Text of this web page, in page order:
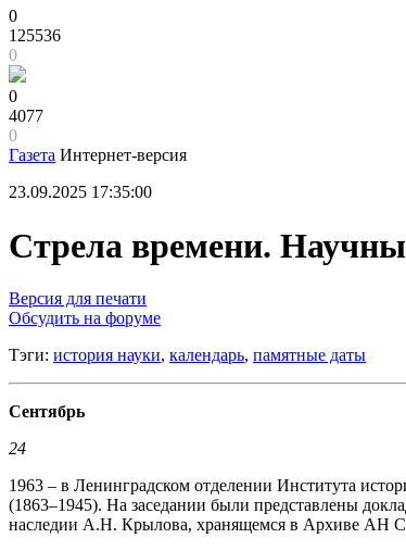
0
125536
0
0
4077
0
Газета Интернет-версия
23.09.2025 17:35:00
Стрела времени.
Версия для печати
Обсудить на форуме
Тэги: история науки, календарь, памятные даты
Сентябрь
24
1963 – в Ленинградском отделении Института
(1863–1945). На заседании были представлены
наследии А.Н. Крылова, хранящемся в Архиве АН